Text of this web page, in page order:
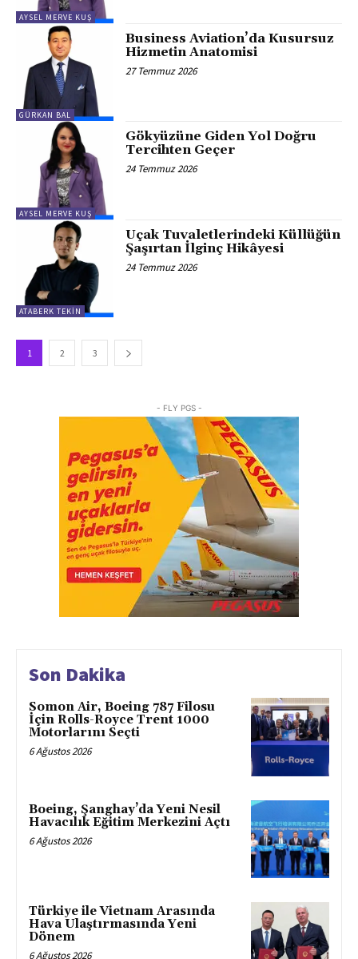
AYSEL MERVE KUŞ
GÜRKAN BAL
Business Aviation’da Kusursuz
Hizmetin Anatomisi
27 Temmuz 2026
AYSEL MERVE KUŞ
Gökyüzüne Giden Yol Doğru
Tercihten Geçer
24 Temmuz 2026
ATABERK TEKİN
Uçak Tuvaletlerindeki Küllüğün
Şaşırtan İlginç Hikâyesi
24 Temmuz 2026
1 2 3
- FLY PGS -
Son Dakika
Somon Air, Boeing 787 Filosu
İçin Rolls-Royce Trent 1000
Motorlarını Seçti
6 Ağustos 2026
Boeing, Şanghay’da Yeni Nesil
Havacılık Eğitim Merkezini Açtı
6 Ağustos 2026
Türkiye ile Vietnam Arasında
Hava Ulaştırmasında Yeni
Dönem
6 Ağustos 2026